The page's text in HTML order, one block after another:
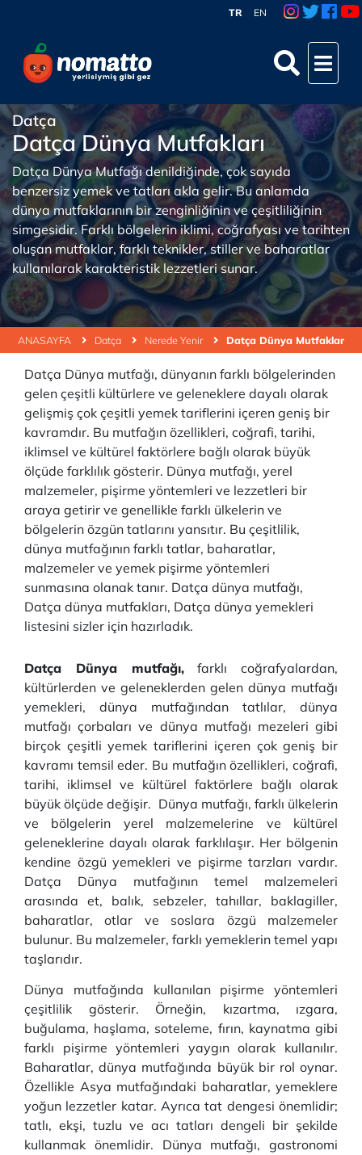
TR EN
ANASAYFA Datça Nerede Yenir Datça Dünya Mutfakları
Datça
Datça Dünya Mutfakları
Datça Dünya Mutfağı denildiğinde, çok sayıda
benzersiz yemek ve tatları akla gelir. Bu anlamda
dünya mutfaklarının bir zenginliğinin ve çeşitliliğinin
simgesidir. Farklı bölgelerin iklimi, coğrafyası ve tarihten
oluşan mutfaklar, farklı teknikler, stiller ve baharatlar
kullanılarak karakteristik lezzetleri sunar.
Datça Dünya mutfağı, dünyanın farklı bölgelerinden
gelen çeşitli kültürlere ve geleneklere dayalı olarak
gelişmiş çok çeşitli yemek tariflerini içeren geniş bir
kavramdır. Bu mutfağın özellikleri, coğrafi, tarihi,
iklimsel ve kültürel faktörlere bağlı olarak büyük
ölçüde farklılık gösterir. Dünya mutfağı, yerel
malzemeler, pişirme yöntemleri ve lezzetleri bir
araya getirir ve genellikle farklı ülkelerin ve
bölgelerin özgün tatlarını yansıtır. Bu çeşitlilik,
dünya mutfağının farklı tatlar, baharatlar,
malzemeler ve yemek pişirme yöntemleri
sunmasına olanak tanır. Datça dünya mutfağı,
Datça dünya mutfakları, Datça dünya yemekleri
listesini sizler için hazırladık.
Datça Dünya mutfağı,farklı coğrafyalardan,
kültürlerden ve geleneklerden gelen dünya mutfağı
yemekleri, dünya mutfağından tatlılar, dünya
mutfağı çorbaları ve dünya mutfağı mezeleri gibi
birçok çeşitli yemek tariflerini içeren çok geniş bir
kavramı temsil eder. Bu mutfağın özellikleri, coğrafi,
tarihi, iklimsel ve kültürel faktörlere bağlı olarak
büyük ölçüde değişir. Dünya mutfağı, farklı ülkelerin
ve bölgelerin yerel malzemelerine ve kültürel
geleneklerine dayalı olarak farklılaşır. Her bölgenin
kendine özgü yemekleri ve pişirme tarzları vardır.
Datça Dünya mutfağının temel malzemeleri
arasında et, balık, sebzeler, tahıllar, baklagiller,
baharatlar, otlar ve soslara özgü malzemeler
bulunur. Bu malzemeler, farklı yemeklerin temel yapı
taşlarıdır.
Dünya mutfağında kullanılan pişirme yöntemleri
çeşitlilik gösterir. Örneğin, kızartma, ızgara,
buğulama, haşlama, soteleme, fırın, kaynatma gibi
farklı pişirme yöntemleri yaygın olarak kullanılır.
Baharatlar, dünya mutfağında büyük bir rol oynar.
Özellikle Asya mutfağındaki baharatlar, yemeklere
yoğun lezzetler katar. Ayrıca tat dengesi önemlidir;
tatlı, ekşi, tuzlu ve acı tatları dengeli bir şekilde
kullanmak önemlidir. Dünya mutfağı, gastronomi